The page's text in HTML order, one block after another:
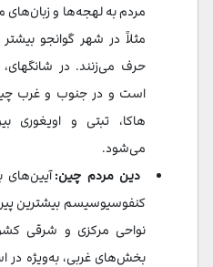
مردم به لهجه‌ها و
مثلاً در شهر گوانجو بیشتر
حرف می‌زنند. در
است و در جنوب و غرب
هاکا، تبتی و اویغوری
می‌شود.
دین مردم چین:آیین‌های
کنفوسیوسیسم بیشترین
نواحی مرکزی و شرقی
بخش‌های غربی، به‌ویژه در